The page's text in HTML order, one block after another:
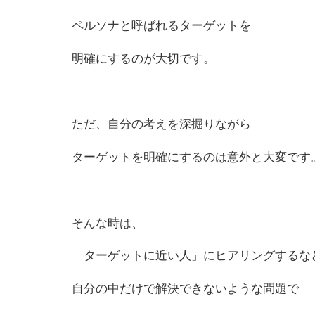
ペルソナと呼ばれるターゲットを
明確にするのが大切です。
ただ、自分の考えを深掘りながら
ターゲットを明確にするのは意外と大変です
そんな時は、
「ターゲットに近い人」にヒアリングするな
自分の中だけで解決できないような問題で